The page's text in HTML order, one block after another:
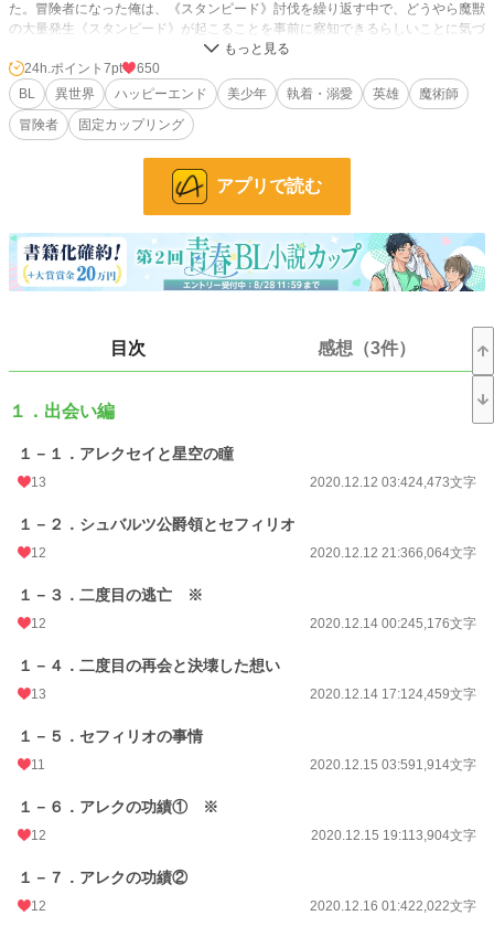
た。冒険者になった俺は、《スタンピード》討伐を繰り返す中で、どうやら魔獣
の大量発生《スタンピード》が起こることを事前に察知できるらしいことに気づ
く。討伐を終える度に、一人の魔術師の少年セフィリオと遭遇し、俺は魅せられ
ていくが……。惹かれ合い、互いに支えられながら、運命を自分たちの力でたぐ
り寄せる二人の物語。
溺愛系冒険者(英雄)×訳アリ魔術師。ハッピーエンド保証！
5章構成です。R18には※をつけます。3章以降に増えてます。
ですので、よろしくお願いします。
37,107 位 / 228,589 件
BL 9,865 位 / 31,384 件
お気に入り 407
文字数 264,228
更新日時 2021.01.24 18:00
初回公開日時 2020.12.12 03:42
初回完結日時
週間ポイント 70 pt (40,028 位)
月間ポイント
年間ポイント 2,263 pt (64,235 位)
24h.ポイント 7pt
650
BL
異世界 ハッピーエンド 美少年 執着・溺愛 英雄
魔術師
冒険者
固定カップリング
アプリで読む
目次 感想（3件）
１．出会い編
１－１．アレクセイと星空の瞳
13 2020.12.12 03:424,473文字
１－２．シュバルツ公爵領とセフィリオ
12 2020.12.12 21:366,064文字
１－３．二度目の逃亡 ※
12 2020.12.14 00:245,176文字
１－４．二度目の再会と決壊した想い
13 2020.12.14 17:124,459文字
１－５．セフィリオの事情
11 2020.12.15 03:591,914文字
１－６．アレクの功績① ※
12 2020.12.15 19:113,904文字
１－７．アレクの功績②
12 2020.12.16 01:422,022文字